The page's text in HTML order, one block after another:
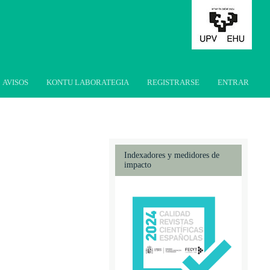
AVISOS KONTU LABORATEGIA REGISTRARSE ENTRAR
Indexadores y medidores de
impacto